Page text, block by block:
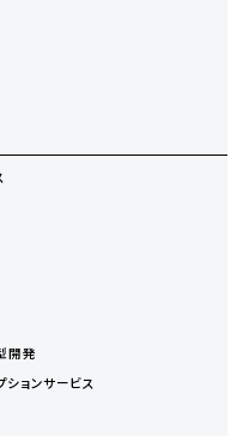
開発
ションサービス